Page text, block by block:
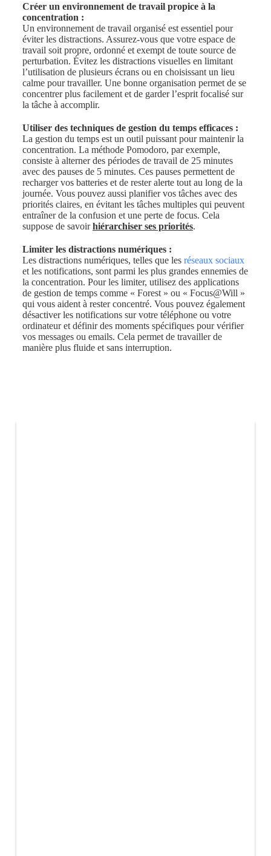
Créer un environnement de travail propice à la
concentration :
Un environnement de travail organisé est essentiel pour
éviter les distractions. Assurez-vous que votre espace de
travail soit propre, ordonné et exempt de toute source de
perturbation. Évitez les distractions visuelles en limitant
l’utilisation de plusieurs écrans ou en choisissant un lieu
calme pour travailler. Une bonne organisation permet de se
concentrer plus facilement et de garder l’esprit focalisé sur
la tâche à accomplir.
Utiliser des techniques de gestion du temps efficaces :
La gestion du temps est un outil puissant pour maintenir la
concentration. La méthode Pomodoro, par exemple,
consiste à alterner des périodes de travail de 25 minutes
avec des pauses de 5 minutes. Ces pauses permettent de
recharger vos batteries et de rester alerte tout au long de la
journée. Vous pouvez aussi planifier vos tâches avec des
priorités claires, en évitant les tâches multiples qui peuvent
entraîner de la confusion et une perte de focus. Cela
suppose de savoirhiérarchiser ses priorités.
Limiter les distractions numériques :
Les distractions numériques, telles que les réseaux sociaux
et les notifications, sont parmi les plus grandes ennemies de
la concentration. Pour les limiter, utilisez des applications
de gestion de temps comme « Forest » ou « Focus@Will »
qui vous aident à rester concentré. Vous pouvez également
désactiver les notifications sur votre téléphone ou votre
ordinateur et définir des moments spécifiques pour vérifier
vos messages ou emails. Cela permet de travailler de
manière plus fluide et sans interruption.